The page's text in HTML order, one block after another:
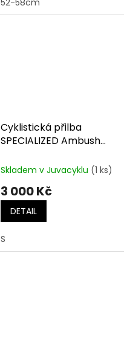
52-58cm
Cyklistická přilba
SPECIALIZED Ambush
Skladem v Juvacyklu (1 ks)
3 000 Kč
DETAIL
S